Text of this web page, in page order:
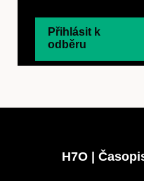
Přihlásit k
odběru
H7O |